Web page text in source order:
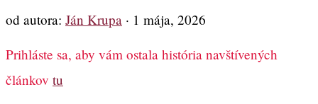
od autora: Ján Krupa · 1 mája, 2026
Prihláste sa, aby vám ostala história navštívených
článkov tu